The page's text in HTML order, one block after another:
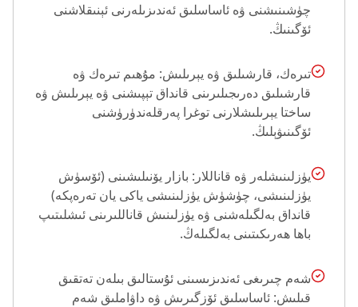
چۈشىنىشنى ۋە ئاساسلىق ئەندىزىلەرنى ئېنىقلاشنى
ئۆگىنىڭ.
تىرەك، قارشىلىق ۋە يېرىلىش: مۇھىم تىرەك ۋە
قارشىلىق دەرىجىلىرىنى قانداق تېپىشنى ۋە يېرىلىش ۋە
ساختا يېرىلىشلارنى توغرا پەرقلەندۈرۈشنى
ئۆگىنىۋېلىڭ.
يۈزلىنىشلەر ۋە قاناللار: بازار يۆنىلىشىنى (ئۆسۈش
يۈزلىنىشى، چۈشۈش يۈزلىنىشى ياكى يان تەرەپكە)
قانداق بەلگىلەشنى ۋە يۈزلىنىش قاناللىرىنى ئىشلىتىپ
باھا ھەرىكىتىنى بەلگىلەڭ.
شەم چىرىغى ئەندىزىسىنى ئۇستالىق بىلەن تەتقىق
قىلىش: ئاساسلىق ئۆزگىرىش ۋە داۋاملىق شەم